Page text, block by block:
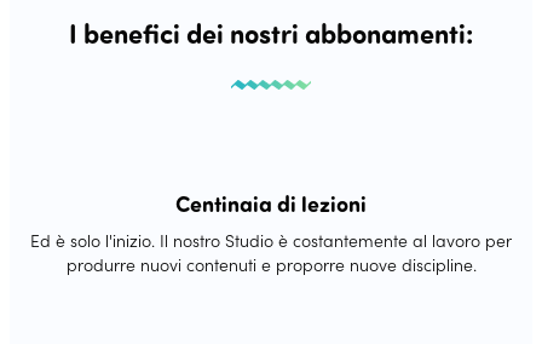
I benefici dei nostri abbonamenti:
Centinaia di lezioni
Ed è solo l'inizio. Il nostro Studio è costantemente al lavoro per
produrre nuovi contenuti e proporre nuove discipline.